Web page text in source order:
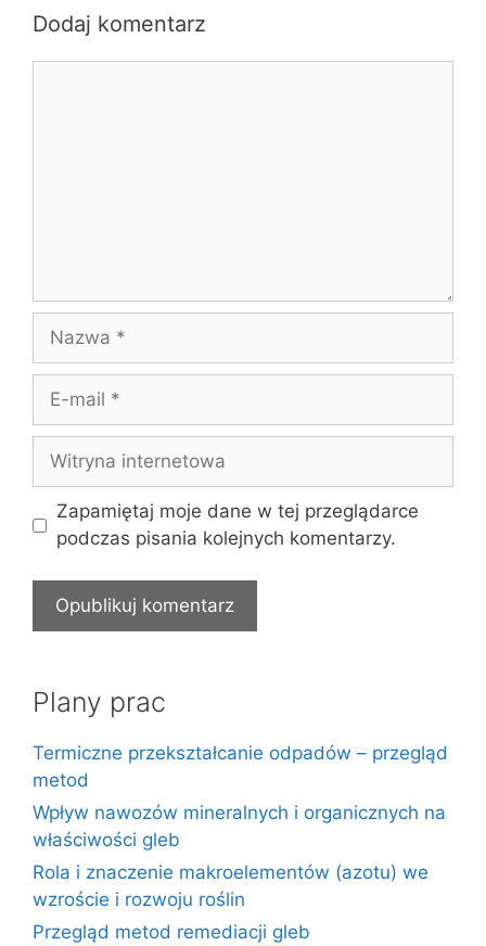
Dodaj komentarz
Nazwa
Witryna
internetowa
Zapamiętaj moje dane w tej przeglądarce
podczas pisania kolejnych komentarzy.
Plany prac
Termiczne przekształcanie odpadów – przegląd
metod
Wpływ nawozów mineralnych i organicznych na
właściwości gleb
Rola i znaczenie makroelementów (azotu) we
wzroście i rozwoju roślin
Przegląd metod remediacji gleb